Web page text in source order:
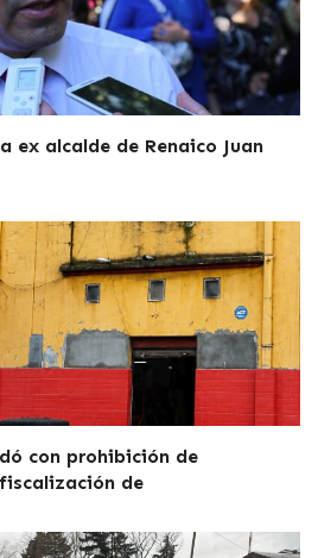
ex alcalde de Renaico Juan
con prohibición de
de